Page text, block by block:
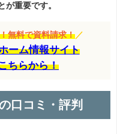
が重要です。
無料で資料請求！ ／
ーム情報サイト
ちらから！
口コミ・評判